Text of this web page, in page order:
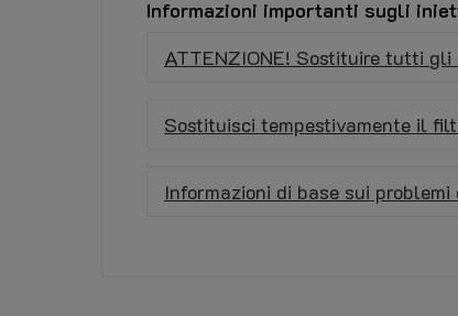
Informazioni importanti sugli
ATTENZIONE! Sostituire tutti
Sostituisci tempestivamente il
Informazioni di base sui